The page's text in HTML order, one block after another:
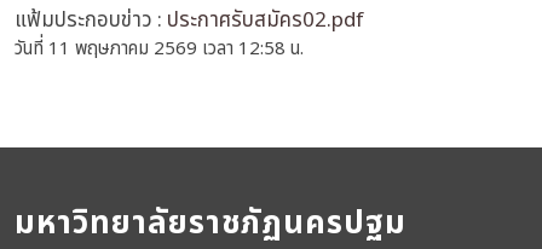
แฟ้มประกอบข่าว : ประกาศรับสมัคร02.pdf
วันที่ 11 พฤษภาคม 2569 เวลา 12:58 น.
มหาวิทยาลัยราชภัฏนครปฐม